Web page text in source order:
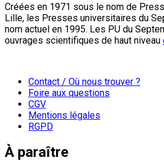
Créées en 1971 sous le nom de
Lille, les Presses universitaires du
nom actuel en 1995. Les PU du
ouvrages scientifiques de haut niveau
Contact / Où nous trouver ?
Foire aux questions
CGV
Mentions légales
RGPD
À paraître